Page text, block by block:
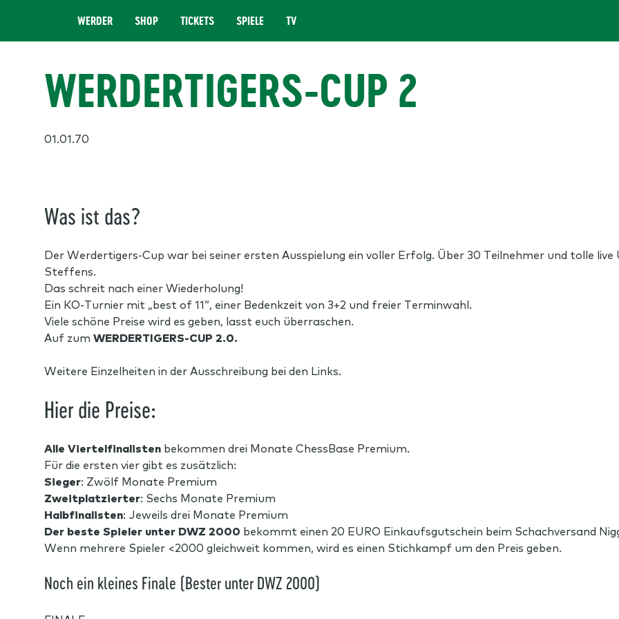
WERDER SHOP TICKETS SPIELE TV
WERDERTIGERS-CUP 2
01.01.70
Was ist das?
Der Werdertigers-Cup war bei seiner ersten Ausspielung ein voller Erfolg. Über 30 Teilnehmer und tolle
Steffens.
Das schreit nach einer Wiederholung!
Ein KO-Turnier mit „best of 11“, einer Bedenkzeit von 3+2 und freier Terminwahl.
Viele schöne Preise wird es geben, lasst euch überraschen.
Auf zum WERDERTIGERS-CUP 2.0.
Weitere Einzelheiten in der Ausschreibung bei den Links.
Hier die Preise:
Alle Viertelfinalisten bekommen drei Monate ChessBase Premium.
Für die ersten vier gibt es zusätzlich:
Sieger: Zwölf Monate Premium
Zweitplatzierter: Sechs Monate Premium
Halbfinalisten: Jeweils drei Monate Premium
Der beste Spieler unter DWZ 2000 bekommt einen 20 EURO Einkaufsgutschein beim Schachversand
Wenn mehrere Spieler <2000 gleichweit kommen, wird es einen Stichkampf um den Preis geben.
Noch ein kleines Finale (Bester unter DWZ 2000)